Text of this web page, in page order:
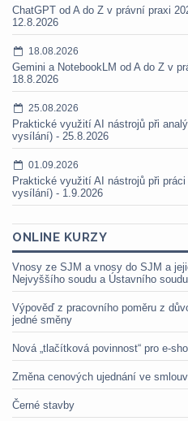
ChatGPT od A do Z v právní praxi
12.8.2026
18.08.2026
Gemini a NotebookLM od A do Z v
18.8.2026
25.08.2026
Praktické využití AI nástrojů při
vysílání) - 25.8.2026
01.09.2026
Praktické využití AI nástrojů při
vysílání) - 1.9.2026
ONLINE KURZY
Vnosy ze SJM a vnosy do SJM a
Nejvyššího soudu a Ústavního soudu
Výpověď z pracovního poměru z
jedné směny
Nová „tlačítková povinnost“ pro e-
Změna cenových ujednání ve
Černé stavby